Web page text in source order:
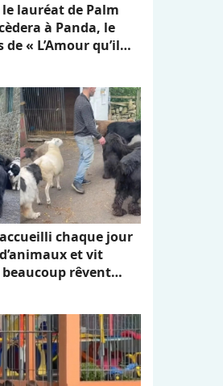
lauréat de Palm
à Panda, le
« L’Amour qu’il
chaque jour
et vit
beaucoup rêvent